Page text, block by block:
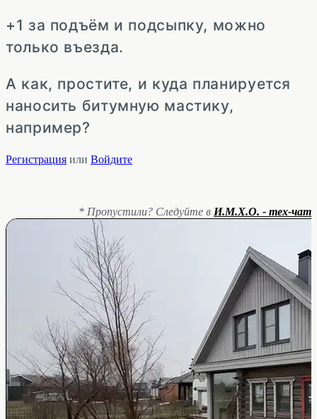
+1 за подъём и подсыпку, можно
только въезда.
А как, простите, и куда планируется
наносить битумную мастику,
например?
Регистрация или Войдите
* Пропустили? Следуйте в И.М.Х.О. - тех-чат